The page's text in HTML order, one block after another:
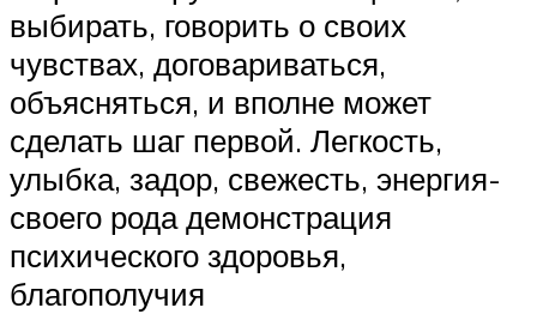
выбирать, говорить о своих
чувствах, договариваться,
объясняться, и вполне может
сделать шаг первой. Легкость,
улыбка, задор, свежесть, энергия-
своего рода демонстрация
психического здоровья,
благополучия